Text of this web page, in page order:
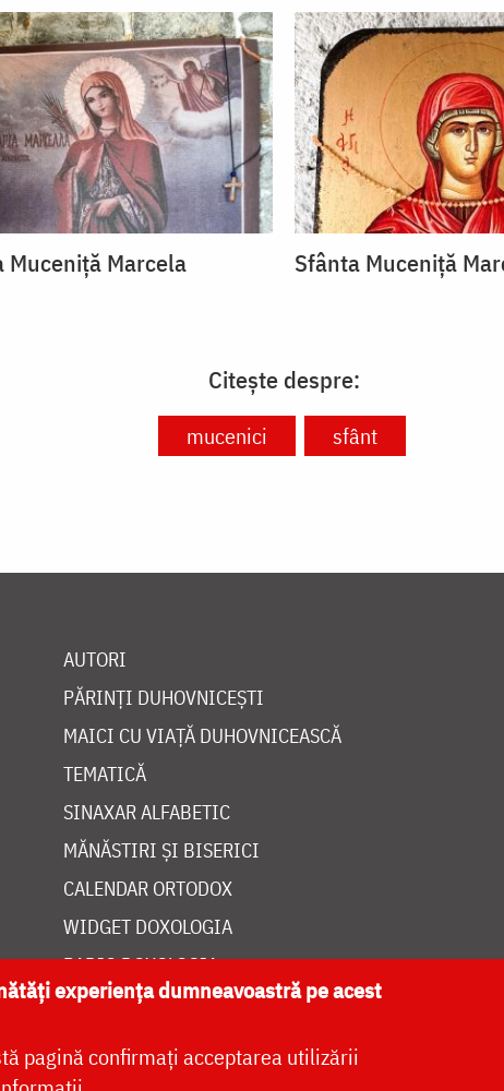
Muceniță Marcela Sfânta Muceniță
Citește despre:
mucenici sfânt
AUTORI
PĂRINȚI DUHOVNICEȘTI
MAICI CU VIAȚĂ DUHOVNICEASCĂ
TEMATICĂ
SINAXAR ALFABETIC
MĂNĂSTIRI ȘI BISERICI
CALENDAR ORTODOX
WIDGET DOXOLOGIA
RADIO DOXOLOGIA
experiența dumneavoastră pe acest
pagină confirmați acceptarea utilizării